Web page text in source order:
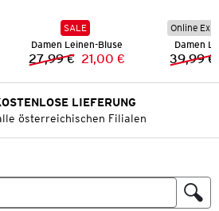
SALE
Damen Leinen-Bluse
Vorheriger Preis:
27,99 € Neuer Preis:
21,00 €
Online
Damen
39,99 €
LIEFERUNG
österreichischen Filialen